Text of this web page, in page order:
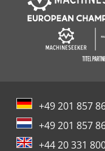
+49 201 857
+49 201 857
+44 20 331